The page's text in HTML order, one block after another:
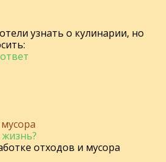
узнать о кулинарии, но
отходов и мусора